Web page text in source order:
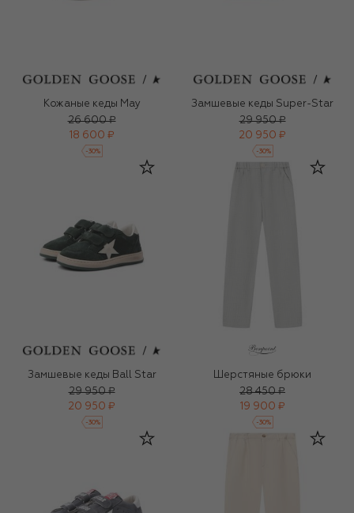
Кожаные кеды May
26 600 ₽
18 600 ₽
-30%
Замшевые кеды Super-Star
29 950 ₽
20 950 ₽
-30%
Замшевые кеды Ball Star
29 950 ₽
20 950 ₽
-30%
Шерстяные брюки
28 450 ₽
19 900 ₽
-30%